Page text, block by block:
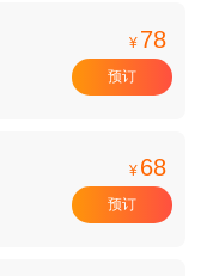
¥ 78
预订
¥ 68
预订